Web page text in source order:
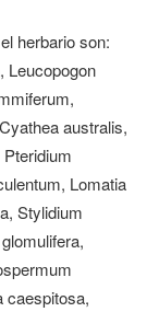
herbario son:
Leucopogon
australis,
Lomatia
Stylidium
caespitosa,